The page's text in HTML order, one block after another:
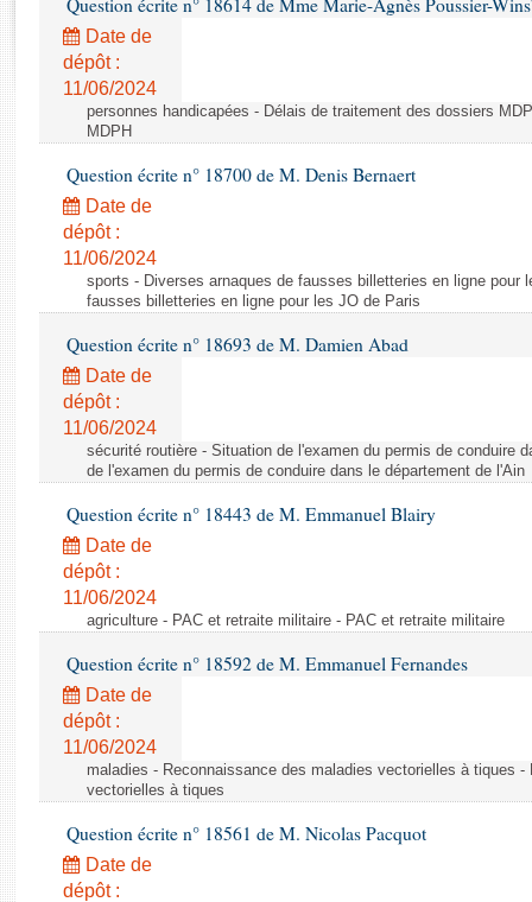
Rapports d'enquête
Rapports législatifs
Rapports sur l'application des lois
Baromètre de l’application des lois
Budget et sécurité sociale
Questions écrites et orales
Comptes rendus des débats
Question écrite n° 18614 de Mme Marie-Agnès Poussier-
Date de
dépôt :
11/06/2024
personnes handicapées - Délais de traitement des dossiers
MDPH
Question écrite n° 18700 de M. Denis Bernaert
Date de
dépôt :
11/06/2024
sports - Diverses arnaques de fausses billetteries en ligne pour
fausses billetteries en ligne pour les JO de Paris
Question écrite n° 18693 de M. Damien Abad
Date de
dépôt :
11/06/2024
sécurité routière - Situation de l'examen du permis de conduire
de l'examen du permis de conduire dans le département de l'Ain
Question écrite n° 18443 de M. Emmanuel Blairy
Date de
dépôt :
11/06/2024
agriculture - PAC et retraite militaire - PAC et retraite militaire
Question écrite n° 18592 de M. Emmanuel Fernandes
Date de
dépôt :
11/06/2024
maladies - Reconnaissance des maladies vectorielles à tiques
vectorielles à tiques
Question écrite n° 18561 de M. Nicolas Pacquot
Date de
dépôt :